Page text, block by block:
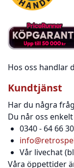
Hos oss handlar
Kundtjänst
Har du några
Du når oss
0340 - 64 66 30
Vår livechat
Våra öppettider